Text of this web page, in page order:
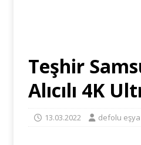
Teşhir
Alıcılı 4K
13.03.2022 defolu eşya